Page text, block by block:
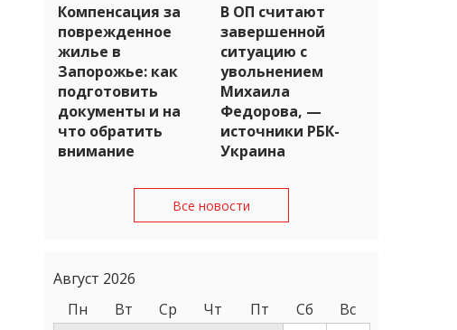
Компенсация за
поврежденное
жилье в
Запорожье: как
подготовить
документы и на
что обратить
внимание
В ОП считают
завершенной
ситуацию с
увольнением
Михаила
Федорова, —
источники РБК-
Украина
Все новости
Август 2026
Пн
Вт Ср Чт Пт Сб Вс